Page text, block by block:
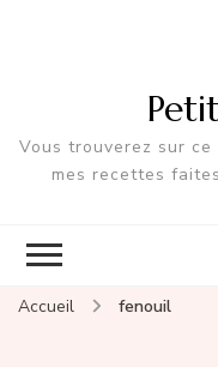
Vous trouverez sur
mes recettes
Accueil fenouil